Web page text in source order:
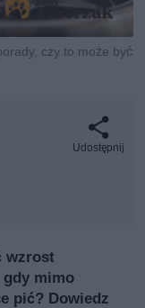
czy to może być
Udostępnij
wzrost
gdy mimo
pić? Dowiedz